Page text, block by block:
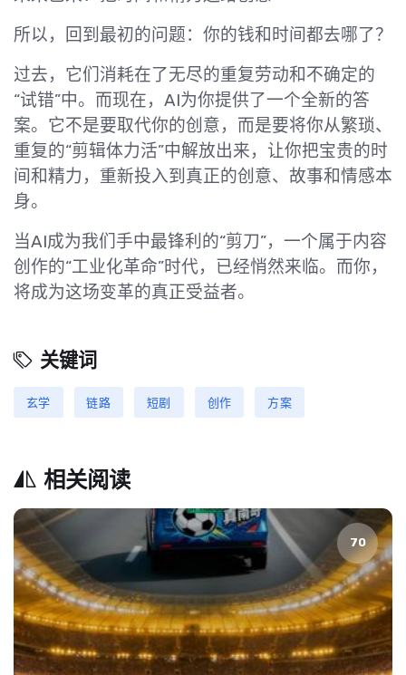
所以，回到最初的问题：你的钱和时间都去哪了？
过去，它们消耗在了无尽的重复劳动和不确定的
“试错”中。而现在，AI为你提供了一个全新的答
案。它不是要取代你的创意，而是要将你从繁琐、
重复的“剪辑体力活”中解放出来，让你把宝贵的时
间和精力，重新投入到真正的创意、故事和情感本
身。
当AI成为我们手中最锋利的“剪刀”，一个属于内容
创作的“工业化革命”时代，已经悄然来临。而你，
将成为这场变革的真正受益者。
关键词
玄学 链路 短剧 创作 方案
相关阅读
70